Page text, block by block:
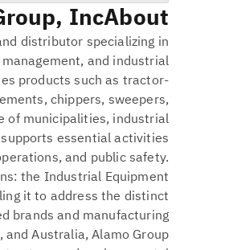
About
Inc.
distributor specializing in
and industrial
products such as tractor-
chippers, sweepers,
of municipalities, industrial
essential activities
and public safety.
the Industrial Equipment
it to address the distinct
brands and manufacturing
Australia, Alamo Group